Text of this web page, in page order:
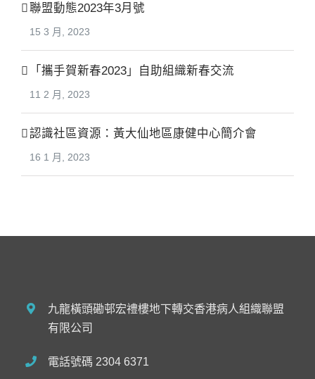
聯盟動態2023年3月號
15 3 月, 2023
「攜手賀新春2023」自助組織新春交流
11 2 月, 2023
認識社區資源：黃大仙地區康健中心簡介會
16 1 月, 2023
九龍橫頭磡邨宏禮樓地下轉交香港病人組織聯盟
有限公司
電話號碼 2304 6371